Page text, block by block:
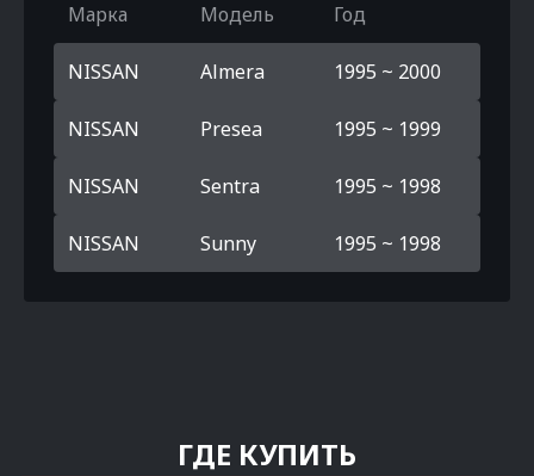
Марка Модель Год
NISSAN Almera 1995 ~ 2000
NISSAN Presea 1995 ~ 1999
NISSAN Sentra 1995 ~ 1998
NISSAN Sunny 1995 ~ 1998
ГДЕ КУПИТЬ